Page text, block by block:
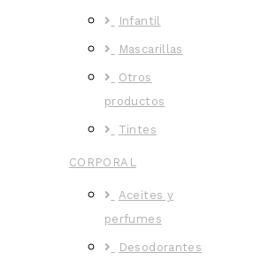
Infantil
Mascarillas
Otros
productos
Tintes
CORPORAL
Aceites y
perfumes
Desodorantes